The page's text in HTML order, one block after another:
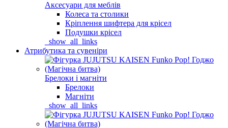
Аксесуари для меблів
Колеса та столики
Кріплення шифтера для крісел
Подушки крісел
_show_all_links
Атрибутика та сувеніри
Брелоки і магніти
Брелоки
Магніти
_show_all_links